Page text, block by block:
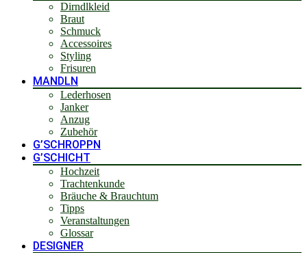
Dirndlkleid
Braut
Schmuck
Accessoires
Styling
Frisuren
MANDLN
Lederhosen
Janker
Anzug
Zubehör
G’SCHROPPN
G’SCHICHT
Hochzeit
Trachtenkunde
Bräuche & Brauchtum
Tipps
Veranstaltungen
Glossar
DESIGNER